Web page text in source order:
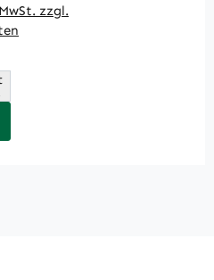
zzgl.
Anzahl: Gib den